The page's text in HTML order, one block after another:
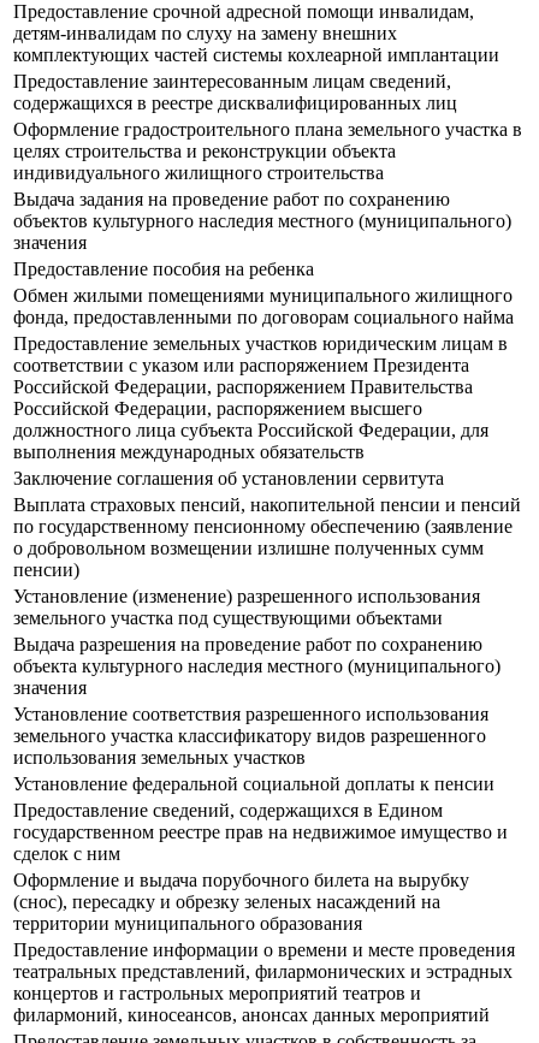
Предоставление срочной адресной помощи инвалидам,
детям-инвалидам по слуху на замену внешних
комплектующих частей системы кохлеарной имплантации
Предоставление заинтересованным лицам сведений,
содержащихся в реестре дисквалифицированных лиц
Оформление градостроительного плана земельного участка в
целях строительства и реконструкции объекта
индивидуального жилищного строительства
Выдача задания на проведение работ по сохранению
объектов культурного наследия местного (муниципального)
значения
Предоставление пособия на ребенка
Обмен жилыми помещениями муниципального жилищного
фонда, предоставленными по договорам социального найма
Предоставление земельных участков юридическим лицам в
соответствии с указом или распоряжением Президента
Российской Федерации, распоряжением Правительства
Российской Федерации, распоряжением высшего
должностного лица субъекта Российской Федерации, для
выполнения международных обязательств
Заключение соглашения об установлении сервитута
Выплата страховых пенсий, накопительной пенсии и пенсий
по государственному пенсионному обеспечению (заявление
о добровольном возмещении излишне полученных сумм
пенсии)
Установление (изменение) разрешенного использования
земельного участка под существующими объектами
Выдача разрешения на проведение работ по сохранению
объекта культурного наследия местного (муниципального)
значения
Установление соответствия разрешенного использования
земельного участка классификатору видов разрешенного
использования земельных участков
Установление федеральной социальной доплаты к пенсии
Предоставление сведений, содержащихся в Едином
государственном реестре прав на недвижимое имущество и
сделок с ним
Оформление и выдача порубочного билета на вырубку
(снос), пересадку и обрезку зеленых насаждений на
территории муниципального образования
Предоставление информации о времени и месте проведения
театральных представлений, филармонических и эстрадных
концертов и гастрольных мероприятий театров и
филармоний, киносеансов, анонсах данных мероприятий